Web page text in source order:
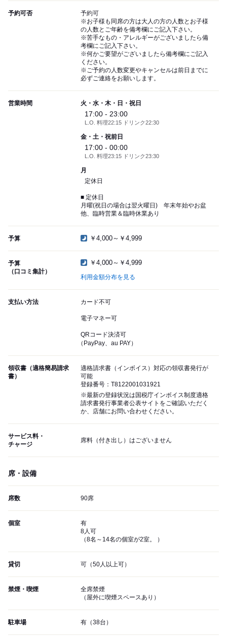
予約可否
予約可
※お子様も同席の方は大人の方の人数とお子様
の人数とご年齢を備考欄にご記入下さい。
※苦手なもの・アレルギーがございましたら備
考欄にご記入下さい。
※何かご要望がございましたら備考欄にご記入
ください。
※ご予約の人数変更やキャンセルは前日までに
必ずご連絡をお願いします。
営業時間 火・水・木・日・祝日
17:00 - 23:00
L.O. 料理22:15 ドリンク22:30
金・土・祝前日
17:00 - 00:00
L.O. 料理23:15 ドリンク23:30
月
定休日
■ 定休日
月曜(祝日の場合は翌火曜日) 年末年始やお盆
他、臨時営業＆臨時休業あり
予算 ￥4,000～￥4,999
予算
（口コミ集計）
￥4,000～￥4,999
利用金額分布を見る
支払い方法 カード不可
電子マネー可
QRコード決済可
（PayPay、au PAY）
領収書（適格簡易請求
書）
適格請求書（インボイス）対応の領収書発行が
可能
登録番号：T8122001031921
※最新の登録状況は国税庁インボイス制度適格
請求書発行事業者公表サイトをご確認いただく
か、店舗にお問い合わせください。
サービス料・
チャージ
席料（付き出し）はございません
席・設備
席数 90席
個室
有
8人可
（8名～14名の個室が2室。 ）
貸切 可（50人以上可）
禁煙・喫煙
全席禁煙
（屋外に喫煙スペースあり）
駐車場 有（38台）